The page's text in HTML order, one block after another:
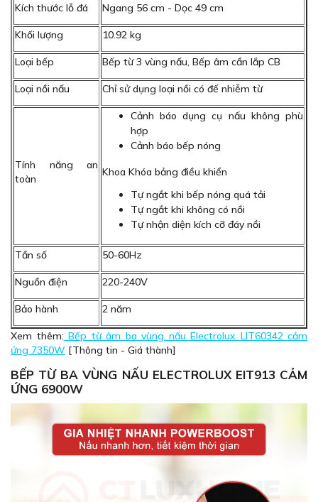
Kích thước lỗ đá Ngang 56 cm - Dọc 49 cm
Khối lượng 10.92 kg
Loại bếp Bếp từ 3 vùng nấu, Bếp âm cần lắp CB
Loại nồi nấu Chỉ sử dụng loại nồi có đế nhiễm từ
Tính năng an
toàn
Cảnh báo dụng cụ nấu không phù
hợp
Cảnh báo bếp nóng
Khoa Khóa bảng điều khiển
Tự ngắt khi bếp nóng quá tải
Tự ngắt khi không có nồi
Tự nhận diện kích cỡ đáy nồi
Tần số 50-60Hz
Nguồn điện 220-240V
Bảo hành 2 năm
Xem thêm: Bếp từ âm ba vùng nấu Electrolux LIT60342 cảm
ứng 7350W [Thông tin - Giá thành]
BẾP TỪ BA VÙNG NẤU ELECTROLUX EIT913 CẢM
ỨNG 6900W